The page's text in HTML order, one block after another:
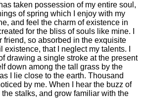
taken possession of my entire soul,
of spring which I enjoy with my
and feel the charm of existence in
for the bliss of souls like mine. I
friend, so absorbed in the exquisite
that I neglect my talents. I
drawing a single stroke at the present
down among the tall grass by the
I lie close to the earth. Thousand
by me. When I hear the buzz of
stalks, and grow familiar with the